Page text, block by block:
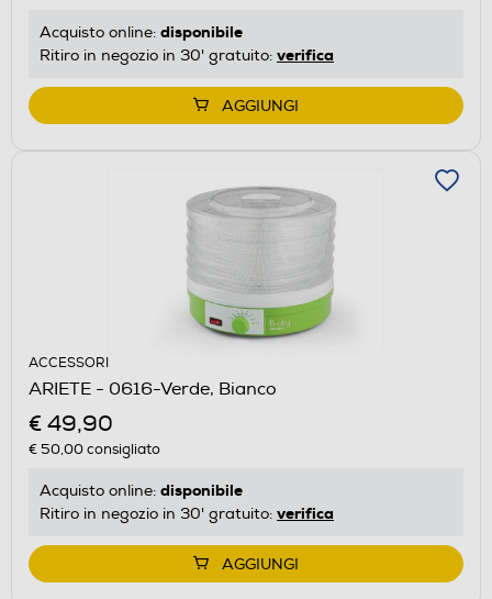
Acquisto online: disponibile
Ritiro in negozio in 30' gratuito: verifica
AGGIUNGI
ACCESSORI
ARIETE - 0616-Verde, Bianco
€ 49,90
€ 50,00consigliato
Acquisto online: disponibile
Ritiro in negozio in 30' gratuito: verifica
AGGIUNGI